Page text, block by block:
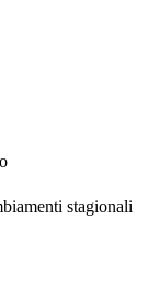
stagionali